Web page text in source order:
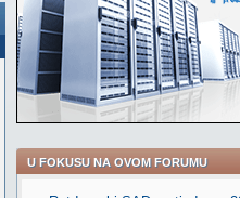
U FOKUSU NA OVOM FORUMU